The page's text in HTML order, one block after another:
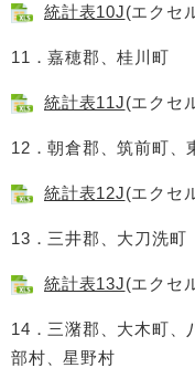
統計表10J(エクセ
11．嘉穂郡、桂川町
統計表11J(エクセ
12．朝倉郡、筑前町、
統計表12J(エクセ
13．三井郡、大刀洗町
統計表13J(エクセ
14．三潴郡、大木町、
部村、星野村